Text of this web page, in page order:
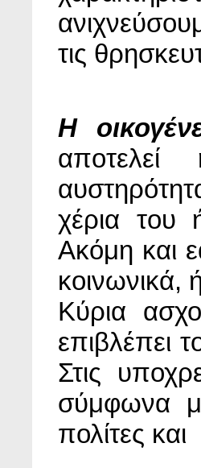
τις
Η
χέρια του
Ακόμη και
κοινωνικά,
Κύρια
επιβλέπει
Στις
σύμφωνα
πολίτες και